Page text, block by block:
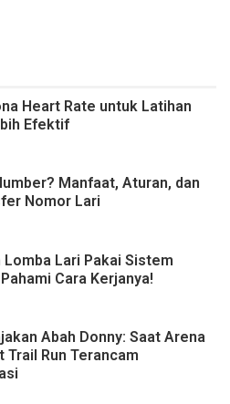
Heart Rate untuk Latihan
Efektif
Manfaat, Aturan, dan
Nomor Lari
Lari Pakai Sistem
Cara Kerjanya!
Abah Donny: Saat Arena
Trail Run Terancam